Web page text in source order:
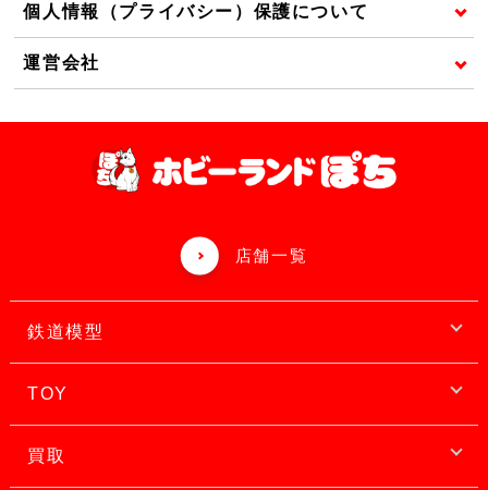
個人情報（プライバシー）保護について
運営会社
店舗一覧
鉄道模型
TOY
買取